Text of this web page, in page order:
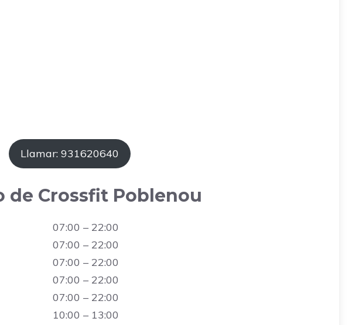
Llamar: 931620640
de Crossfit Poblenou
07:00 – 22:00
07:00 – 22:00
07:00 – 22:00
07:00 – 22:00
07:00 – 22:00
10:00 – 13:00